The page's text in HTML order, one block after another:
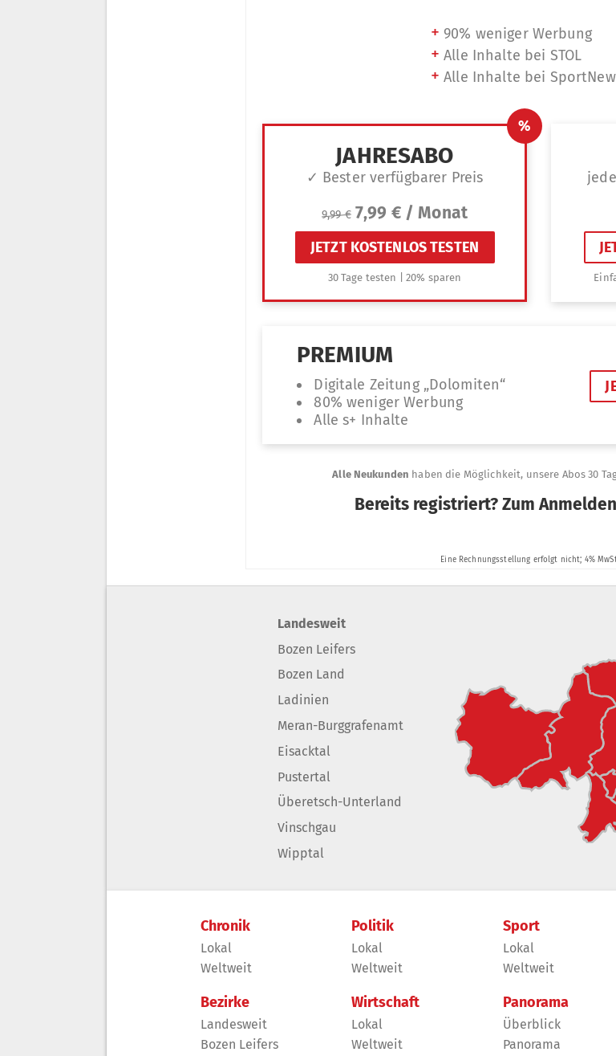
Landesweit
Bozen Leifers
Bozen Land
Ladinien
Meran-Burggrafenamt
Eisacktal
Pustertal
Überetsch-Unterland
Vinschgau
Wipptal
Chronik
Lokal
Weltweit
Bezirke
Landesweit
Bozen Leifers
Politik
Lokal
Weltweit
Wirtschaft
Lokal
Weltweit
Sport
Lokal
Weltweit
Panorama
Überblick
Panorama